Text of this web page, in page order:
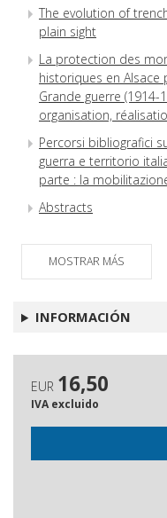
The evolution of
plain sight
La protection des
historiques en Alsace
Grande guerre (1914-
organisation,
Percorsi bibliografici
guerra e territorio
parte : la
Abstracts
MOSTRAR MÁS
INFORMACIÓN
EUR 16,50
IVA excluido